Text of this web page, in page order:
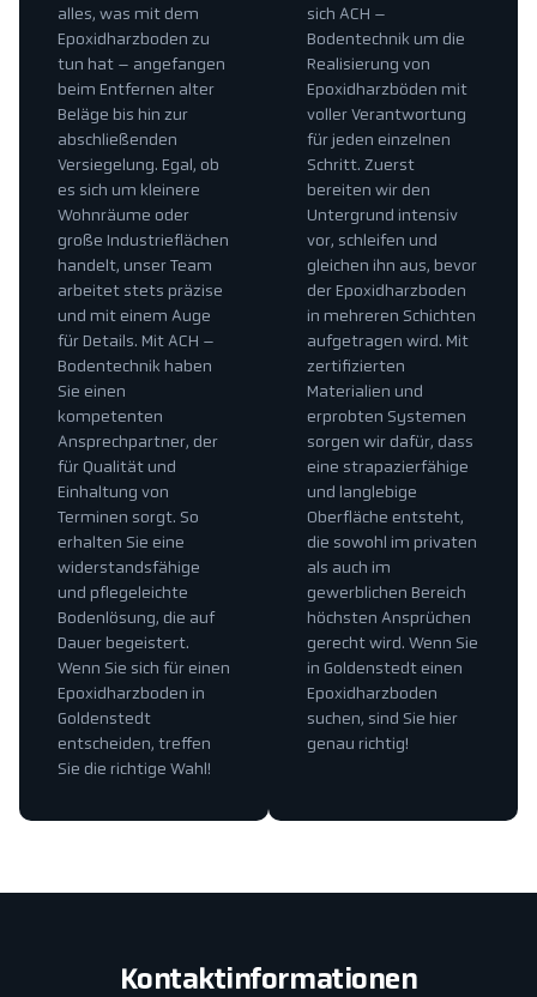
sich ACH –
Bodentechnik um die
Realisierung von
Epoxidharzböden mit
voller Verantwortung
für jeden einzelnen
Schritt. Zuerst
bereiten wir den
Untergrund intensiv
vor, schleifen und
gleichen ihn aus, bevor
der Epoxidharzboden
in mehreren Schichten
aufgetragen wird. Mit
zertifizierten
Materialien und
erprobten Systemen
sorgen wir dafür, dass
eine strapazierfähige
und langlebige
Oberfläche entsteht,
die sowohl im privaten
als auch im
gewerblichen Bereich
höchsten Ansprüchen
gerecht wird. Wenn Sie
in Goldenstedt einen
Epoxidharzboden
suchen, sind Sie hier
genau richtig!
alles, was mit dem
Epoxidharzboden zu
tun hat – angefangen
beim Entfernen alter
Beläge bis hin zur
abschließenden
Versiegelung. Egal, ob
es sich um kleinere
Wohnräume oder
große Industrieflächen
handelt, unser Team
arbeitet stets präzise
und mit einem Auge
für Details. Mit ACH –
Bodentechnik haben
Sie einen
kompetenten
Ansprechpartner, der
für Qualität und
Einhaltung von
Terminen sorgt. So
erhalten Sie eine
widerstandsfähige
und pflegeleichte
Bodenlösung, die auf
Dauer begeistert.
Wenn Sie sich für einen
Epoxidharzboden in
Goldenstedt
entscheiden, treffen
Sie die richtige Wahl!
Kontaktinformationen